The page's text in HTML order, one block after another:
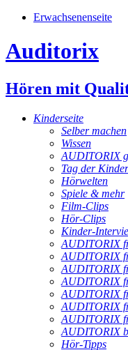
Erwachsenenseite
Auditorix
Hören mit
Kinderseite
Selber machen
Wissen
AUDITORIX
Tag der
Hörwelten
Spiele & mehr
Film-Clips
Hör-Clips
Kinder-
AUDITORIX
AUDITORIX
AUDITORIX
AUDITORIX
AUDITORIX
AUDITORIX
AUDITORIX
AUDITORIX
Hör-Tipps